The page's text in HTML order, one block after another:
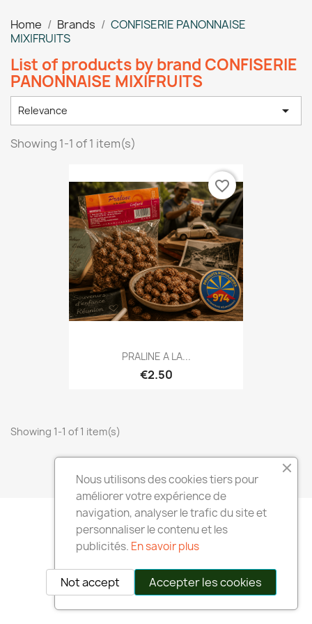
Home Brands
CONFISERIE PANONNAISE
MIXIFRUITS
List of products by brand CONFISERIE
PANONNAISE MIXIFRUITS
Relevance 
Showing 1-1 of 1 item(s)
PRALINE A LA...
€2.50
favorite_border
Showing 1-1 of 1 item(s)
Back to top 
Nous utilisons des cookies tiers pour
améliorer votre expérience de
navigation, analyser le trafic du site et
personnaliser le contenu et les
publicités. En savoir plus
Accepter les cookies
Not accept